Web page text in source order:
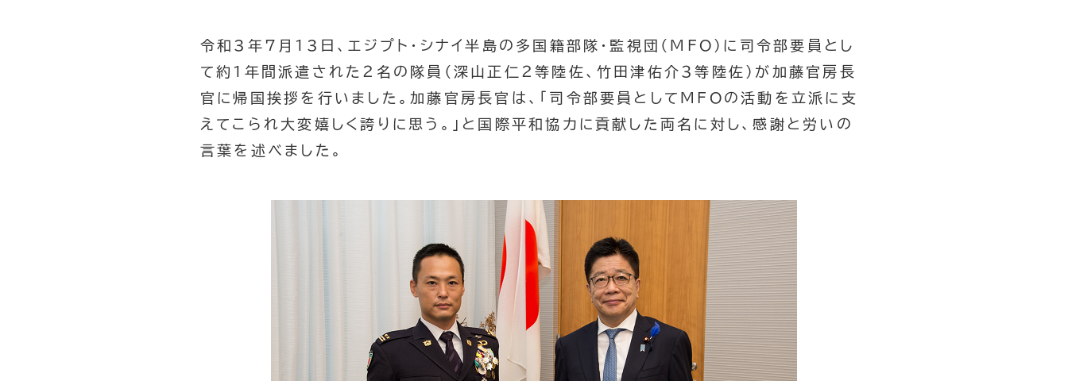
令和3年7月13日、エジプト・シナイ半島の多国籍部隊・監視団（MFO）に司令部要員とし
て約１年間派遣された２名の隊員（深山正仁２等陸佐、竹田津佑介３等陸佐）が加藤官房長
官に帰国挨拶を行いました。加藤官房長官は、「司令部要員としてMFOの活動を立派に支
えてこられ大変嬉しく誇りに思う。」と国際平和協力に貢献した両名に対し、感謝と労いの
言葉を述べました。